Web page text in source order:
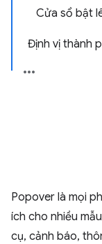
Cửa sổ bật
Định vị thành
Popover là mọi
ích cho nhiều
cụ, cảnh báo,